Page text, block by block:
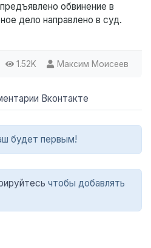
обвинение в
дело направлено в суд.
1.52K Максим Моисеев
Вконтакте
будет первым!
чтобы добавлять